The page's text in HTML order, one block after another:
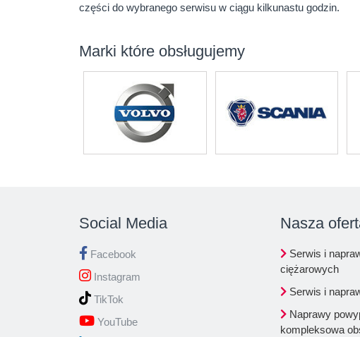
części do wybranego serwisu w ciągu kilkunastu godzin.
Marki które obsługujemy
Social Media
Facebook
Instagram
TikTok
YouTube
Nasza
Serwis i
ciężarowych
Serwis i
Naprawy
kompleksowa